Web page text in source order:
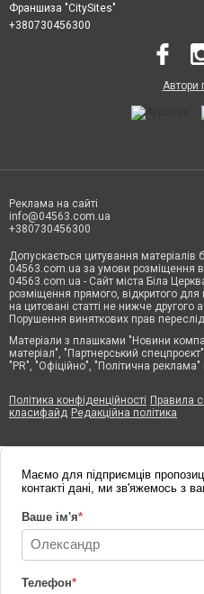
Франшиза "CitySites"
+380730456300
Автори
Реклама на сайті
info@04563.com.ua
+380730456300
Допускається цитування
04563.com.ua за умови розміщення
04563.com.ua - Сайт міста Біла
розміщення прямого, відкритого
на цитовані статті не нижче другого
Порушення виняткових прав
Матеріали з плашками "Новини
матеріал", "Партнерський
"PR", "Офіційно", "Політична
Політика конфіденційності Правила
класифайд Редакційна політика
Маємо для підприємців
контакті дані, ми зв'яжемось з
Ваше ім'я*
Телефон*